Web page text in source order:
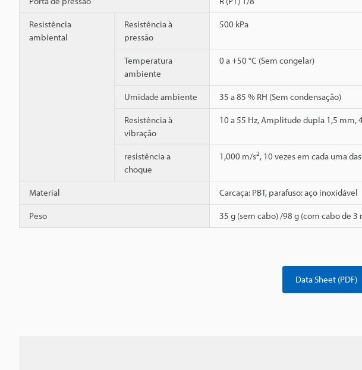
Resistência
ambiental
Resistência à
pressão
500 kPa
Temperatura
ambiente
0 a +50 °C (Sem congelar)
Umidade ambiente 35 a 85 % RH (Sem condensação)
Resistência à
vibração
10 a 55 Hz, Amplitude dupla 1,5 mm,
resistência a
choque
1,000 m/s2, 10 vezes em cada uma
Material Carcaça: PBT, parafuso: aço inoxidável
Peso 35 g (sem cabo) /98 g (com cabo de 3
Data Sheet (PDF)